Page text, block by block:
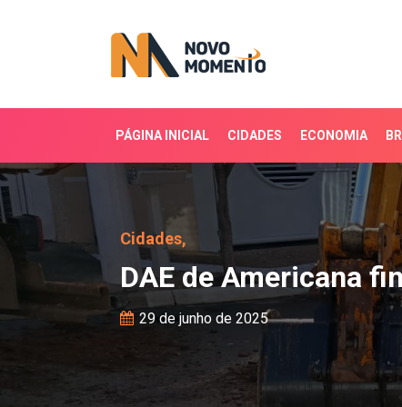
PÁGINA INICIAL CIDADES ECONOMIA
DAE de Americana
Cidades,
DAE de Americana
29 de junho de 2025